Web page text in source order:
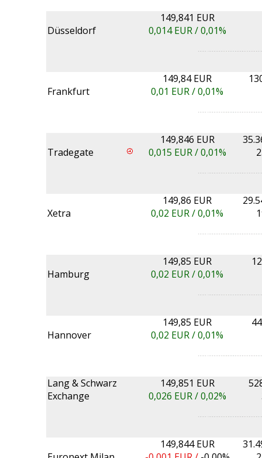
Düsseldorf
149,841 EUR
0,014EUR /0,01%
Frankfurt
149,84 EUR
0,01 EUR /0,01%
Tradegate
149,846 EUR
0,015 EUR /0,01%
Xetra
149,86 EUR
0,02 EUR /0,01%
Hamburg
149,85 EUR
0,02 EUR /0,01%
Hannover
149,85 EUR
0,02 EUR /0,01%
Lang & Schwarz
Exchange
149,851 EUR
0,026 EUR /0,02%
149,844 EUR